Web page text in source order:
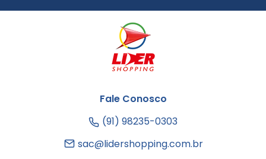
Fale Conosco
(91) 98235-0303
sac@lidershopping.com.br